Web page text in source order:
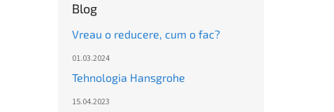
Blog
Vreau o reducere, cum o fac?
01.03.2024
Tehnologia Hansgrohe
15.04.2023